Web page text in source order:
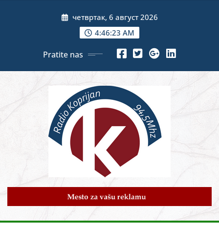
четвртак, 6 август 2026
4:46:24 AM
Pratite nas